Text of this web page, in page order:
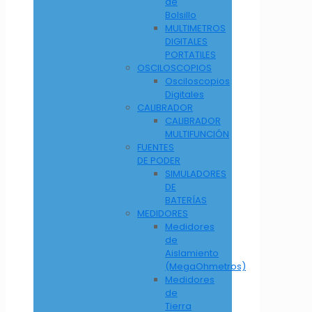
Bolsillo
MULTIMETROS
DIGITALES
PORTATILES
OSCILOSCOPIOS
Osciloscopios
Digitales
CALIBRADOR
CALIBRADOR
MULTIFUNCIÓN
FUENTES
DE PODER
SIMULADORES
DE
BATERÍAS
MEDIDORES
Medidores
de
Aislamiento
(MegaOhmetros)
Medidores
de
Tierra